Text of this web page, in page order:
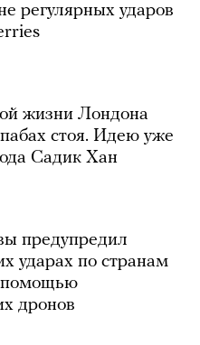
регулярных ударов
жизни Лондона
стоя. Идею уже
Садик Хан
предупредил
ударах по странам
помощью
дронов